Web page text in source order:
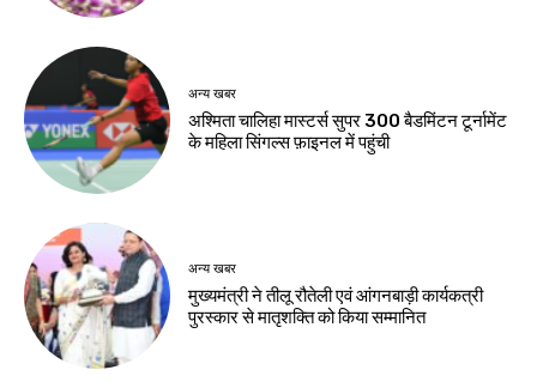
अन्य खबर
अश्मिता चालिहा मास्टर्स सुपर 300 बैडमिंटन टूर्नामेंट
के महिला सिंगल्स फ़ाइनल में पहुंची
अन्य खबर
मुख्यमंत्री ने तीलू रौतेली एवं आंगनबाड़ी कार्यकत्री
पुरस्कार से मातृशक्ति को किया सम्मानित